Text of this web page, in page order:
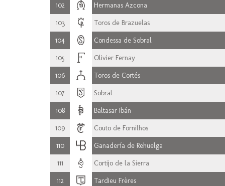
102 Hermanas Azcona
103 Toros de Brazuelas
104 Condessa de Sobral
105 Olivier Fernay
106 Toros de Cortés
107 Sobral
108 Baltasar Ibán
109 Couto de Fornilhos
110 Ganadería de Rehuelga
111 Cortijo de la Sierra
112 Tardieu Frères